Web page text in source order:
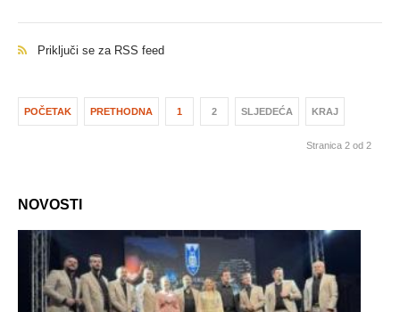
Priključi se za RSS feed
POČETAK PRETHODNA 1 2 SLJEDEĆA KRAJ
Stranica 2 od 2
NOVOSTI